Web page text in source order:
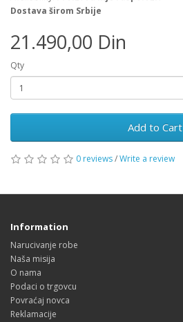
Dostava širom Srbije
21.490,00 Din
Qty
Add to Cart
0 reviews/Write a review
Information
Narucivanje robe
Naša misija
O nama
Podaci o trgovcu
Povraćaj novca
Reklamacije